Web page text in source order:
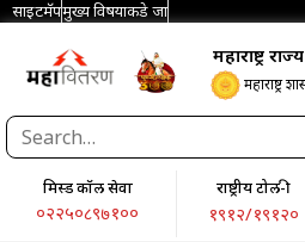
साइटमॅपमुख्य विषयाकडे जा
महाराष्ट्र
महाराष्ट्र
मिस्ड कॉल सेवा
०२२५०८९७१००
राष्ट्रीय टोल-फ्री
१९१२/१९१२०